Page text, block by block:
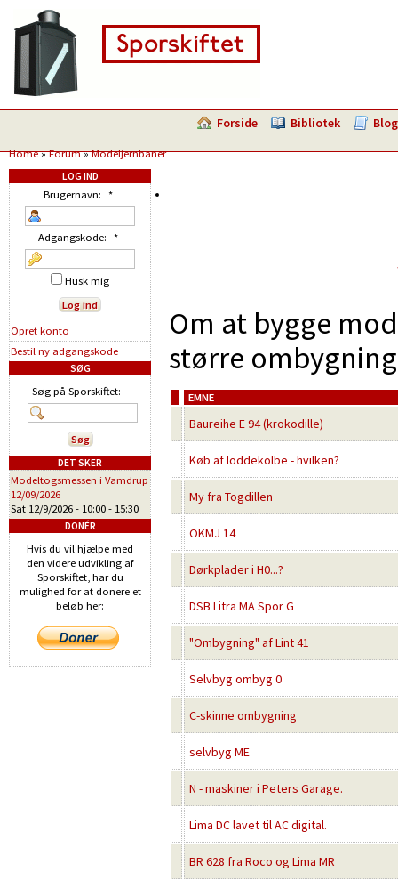
Forside Bibliotek Blog
Home»Forum»Modeljernbaner
Om at bygge
større
EMNE
Baureihe E 94 (krokodille)
Køb af loddekolbe - hvilken?
My fra Togdillen
OKMJ 14
Dørkplader i H0...?
DSB Litra MA Spor G
"Ombygning" af Lint 41
Selvbyg ombyg 0
C-skinne ombygning
selvbyg ME
N - maskiner i Peters Garage.
Lima DC lavet til AC digital.
BR 628 fra Roco og Lima MR
LOG IND
Brugernavn: *
Adgangskode: *
Husk mig
Opret konto
Bestil ny adgangskode
SØG
Søg på Sporskiftet:
DET SKER
Modeltogsmessen i Vamdrup
12/09/2026
Sat 12/9/2026 - 10:00 - 15:30
DONÉR
Hvis du vil hjælpe med
den videre udvikling af
Sporskiftet, har du
mulighed for at donere et
beløb her: